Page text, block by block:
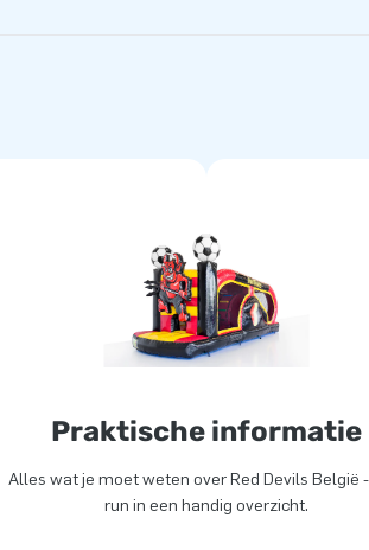
Praktische informatie
Alles wat je moet weten over Red Devils België
run in een handig overzicht.